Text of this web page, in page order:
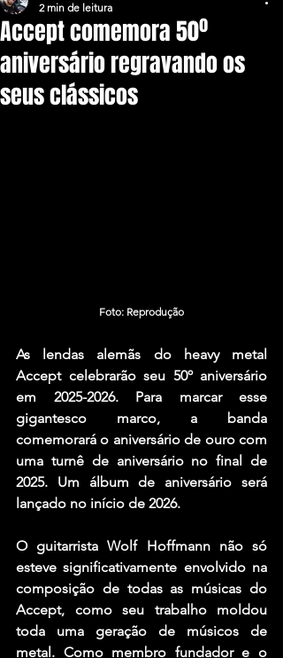
Accept comemora 50º
aniversário regravando os
seus clássicos
2 min de leitura
Foto: Reprodução
As lendas alemãs do heavy metal
Accept celebrarão seu 50º aniversário
em 2025-2026. Para marcar esse
gigantesco marco, a banda
comemorará o aniversário de ouro com
uma turnê de aniversário no final de
2025. Um álbum de aniversário será
lançado no início de 2026.
O guitarrista Wolf Hoffmann não só
esteve significativamente envolvido na
composição de todas as músicas do
Accept, como seu trabalho moldou
toda uma geração de músicos de
metal. Como membro fundador e o